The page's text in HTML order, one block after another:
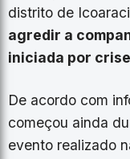
distrito de
agredir a
iniciada por
De acordo com
começou ainda
evento realizado